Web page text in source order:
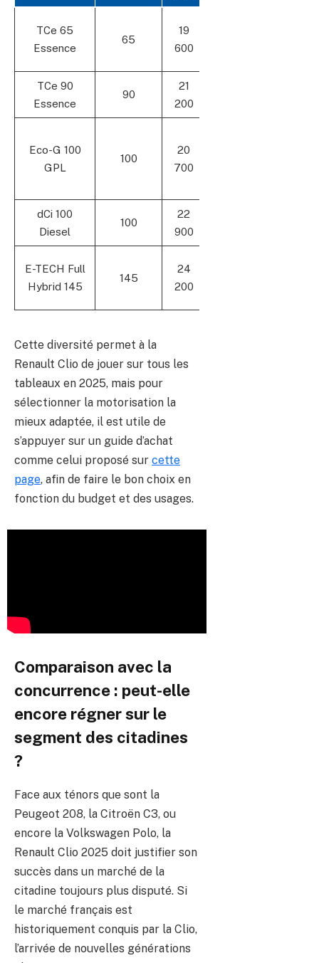
TCe 65
Essence
65
19
600
TCe 90
Essence
90
21
200
Eco-G 100
GPL
100
20
700
dCi 100
Diesel
100
22
900
E-TECH Full
Hybrid 145
145
24
200
Cette diversité permet à la
Renault Clio de jouer sur tous les
tableaux en 2025, mais pour
sélectionner la motorisation la
mieux adaptée, il est utile de
s’appuyer sur un guide d’achat
comme celui proposé sur cette
page, afin de faire le bon choix en
fonction du budget et des usages.
Comparaison avec la
concurrence : peut-elle
encore régner sur le
segment des citadines
?
Face aux ténors que sont la
Peugeot 208, la Citroën C3, ou
encore la Volkswagen Polo, la
Renault Clio 2025 doit justifier son
succès dans un marché de la
citadine toujours plus disputé. Si
le marché français est
historiquement conquis par la Clio,
l’arrivée de nouvelles générations